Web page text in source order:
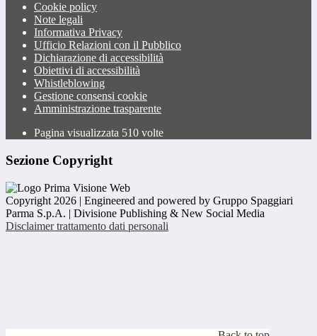
Cookie policy
Note legali
Informativa Privacy
Ufficio Relazioni con il Pubblico
Dichiarazione di accessibilità
Obiettivi di accessibilità
Whistleblowing
Gestione consensi cookie
Amministrazione trasparente
Pagina visualizzata 510 volte
Sezione Copyright
Copyright 2026 | Engineered and powered by Gruppo Spaggiari
Parma S.p.A. | Divisione Publishing & New Social Media
Disclaimer trattamento dati personali